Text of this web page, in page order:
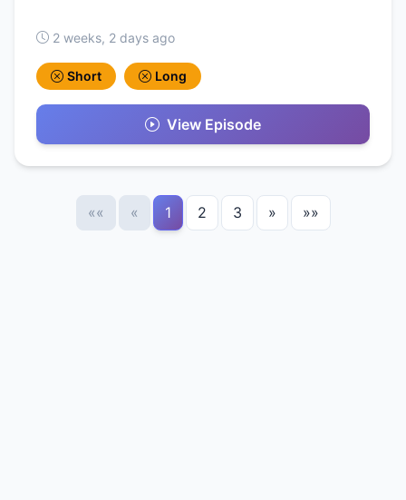
2 weeks, 2 days ago
Short Long
View Episode
«« « 1 2 3 » »»